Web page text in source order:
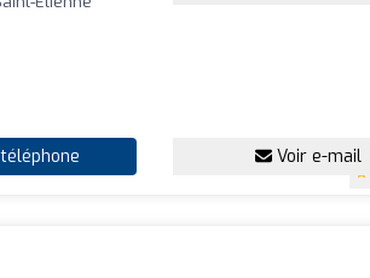
Voir e-mail